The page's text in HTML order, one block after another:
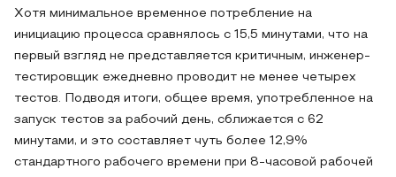
Хотя минимальное временное потребление на
инициацию процесса сравнялось с 15,5 минутами, что на
первый взгляд не представляется критичным, инженер-
тестировщик ежедневно проводит не менее четырех
тестов. Подводя итоги, общее время, употребленное на
запуск тестов за рабочий день, сближается с 62
минутами, и это составляет чуть более 12,9%
стандартного рабочего времени при 8-часовой рабочей